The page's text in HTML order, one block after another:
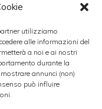
utilizziamo
alle informazioni del
a noi e ai nostri
durante la
annunci (non)
può influire
presa in
taglio che si è
peggioramento
, dove si stima
sui profitti